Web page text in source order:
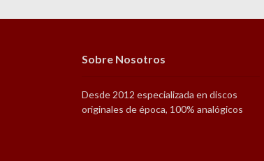
Sobre Nosotros
Desde 2012 especializada en discos
originales de época, 100% analógicos